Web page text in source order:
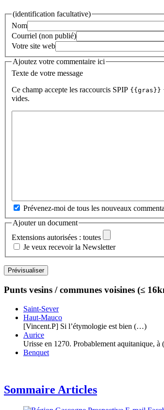
(identification facultative)
Nom
Courriel (non publié)
Votre site web
Ajoutez votre commentaire ici
Texte de votre message
Ce champ accepte les raccourcis SPIP {{gras}}
vides.
Prévenez-moi de tous les nouveaux
Ajouter un document
Extensions autorisées : toutes
Je veux recevoir la Newsletter
Punts vesins / communes voisines (≤
Saint-Sever
Haut-Mauco
[Vincent.P] Si l’étymologie est bien (…)
Aurice
Urisse en 1270. Probablement aquitanique,
Benquet
Sommaire Articles